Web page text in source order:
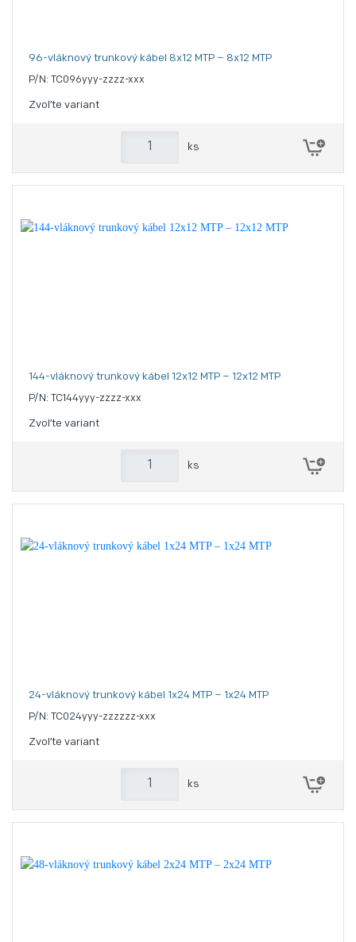
96-vláknový trunkový kábel 8x12 MTP – 8x12 MTP
P/N: TC096yyy-zzzz-xxx
Zvoľte variant
ks
144-vláknový trunkový kábel 12x12 MTP – 12x12 MTP
P/N: TC144yyy-zzzz-xxx
Zvoľte variant
ks
24-vláknový trunkový kábel 1x24 MTP – 1x24 MTP
P/N: TC024yyy-zzzzzz-xxx
Zvoľte variant
ks